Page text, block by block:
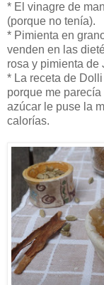
* El vinagre de
(porque no tenía).
* Pimienta en
venden en las
rosa y pimienta de
* La receta de
porque me
azúcar le puse la
calorías.